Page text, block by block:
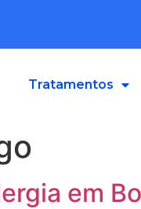
Tratamentos
em